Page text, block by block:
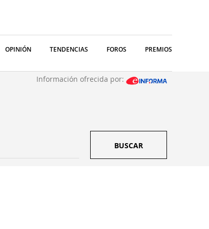
OPINIÓN TENDENCIAS FOROS PREMIOS
Información ofrecida por:
BUSCAR